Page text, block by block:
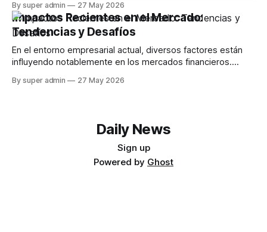
actuales en la economía están afectando la forma en que
las empresas operan, desde la tecnología hasta la
sostenibilidad. La Influencia de la Tecnología en el
By super admin 27 May 2026
Impactos Recientes en el Mercado:
Tendencias y Desafíos
En el entorno empresarial actual, diversos factores están
influyendo notablemente en los mercados financieros.
hasta las fluctuaciones en el sector minorista, cada aspecto
consecuencias. Efectos del
By super admin 27 May 2026
Daily News
Sign up
Powered by Ghost